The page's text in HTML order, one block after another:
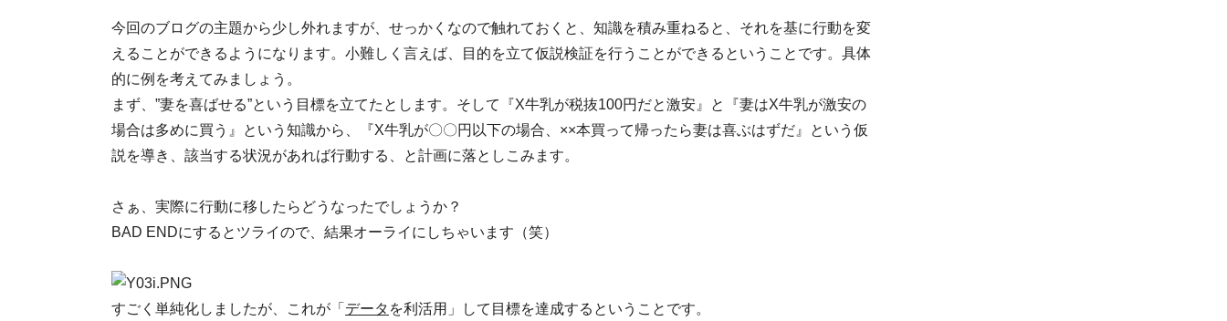
今回のブログの主題から少し外れますが、せっかくなので触れておくと、知識を積み重ねると、それを基に行動を変
えることができるようになります。小難しく言えば、目的を立て仮説検証を行うことができるということです。具体
的に例を考えてみましょう。
まず、”妻を喜ばせる”という目標を立てたとします。そして『X牛乳が税抜100円だと激安』と『妻はX牛乳が激安の
場合は多めに買う』という知識から、『X牛乳が〇〇円以下の場合、××本買って帰ったら妻は喜ぶはずだ』という仮
説を導き、該当する状況があれば行動する、と計画に落としこみます。
さぁ、実際に行動に移したらどうなったでしょうか？
BAD ENDにするとツライので、結果オーライにしちゃいます（笑）
すごく単純化しましたが、これが「 データ を利活用」して目標を達成するということです。